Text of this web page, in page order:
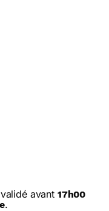
avant 17h00
.